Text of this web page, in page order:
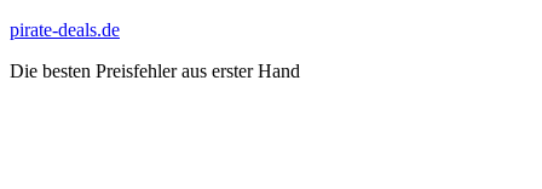
Zum
springen
pirate-deals.de
Die besten Preisfehler aus erster Hand